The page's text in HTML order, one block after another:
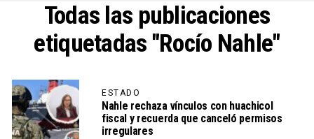
Todas las publicaciones
etiquetadas "Rocío Nahle"
ESTADO
Nahle rechaza vínculos con huachicol
fiscal y recuerda que canceló permisos
irregulares